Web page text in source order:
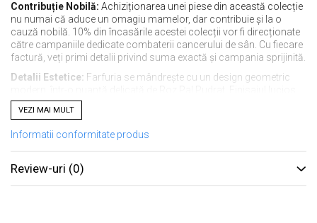
Contribuție Nobilă: Achiziționarea unei piese din această colecție
nu numai că aduce un omagiu mamelor, dar contribuie și la o
cauză nobilă. 10% din încasările acestei colecții vor fi direcționate
către campaniile dedicate combaterii cancerului de sân. Cu fiecare
factură, veți primi detalii privind suma exactă și campania sprijinită.
Detalii Estetice: Farfuria se mândrește cu un design geometric
conferă un aspect elegant și rafinat, făcând această piesă perfectă
pentru orice ocazie specială. Culoarea prezentată în fotografii este
foarte apropiată de realitate, garantând autenticitatea produsului.
Celebrați momentele speciale alături de cei dragi cu colecția
"Forever Mom".
VEZI MAI MULT
Informatii conformitate produs
Review-uri (0)